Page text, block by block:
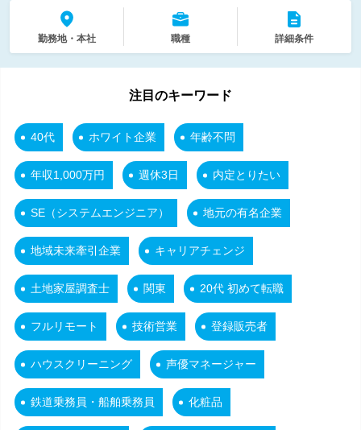
勤務地・本社 職種 詳細条件
注目のキーワード
40代 ホワイト企業 年齢不問
年収1,000万円 週休3日 内定とりたい
SE（システムエンジニア） 地元の有名企業
地域未来牽引企業 キャリアチェンジ
土地家屋調査士 関東 20代 初めて転職
フルリモート 技術営業 登録販売者
ハウスクリーニング 声優マネージャー
鉄道乗務員・船舶乗務員 化粧品